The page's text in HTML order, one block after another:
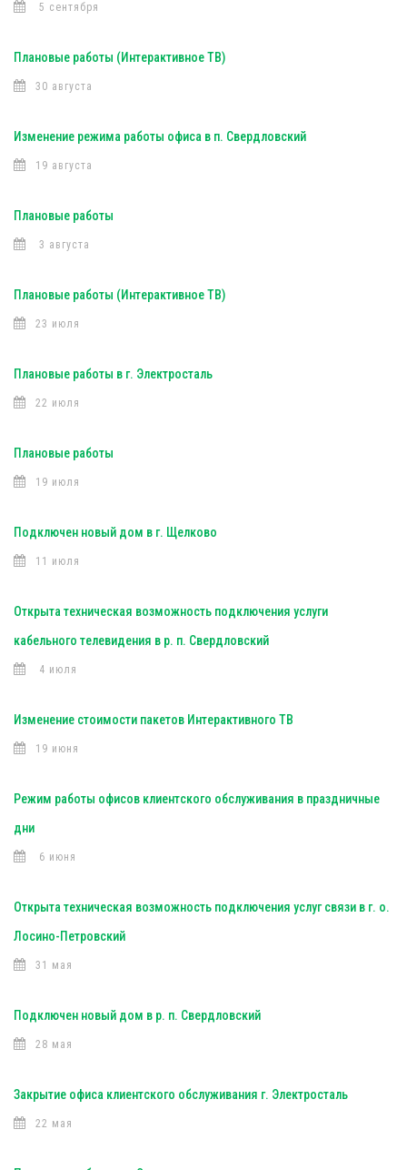
5 сентября
Плановые работы (Интерактивное ТВ)
30 августа
Изменение режима работы офиса в п. Свердловский
19 августа
Плановые работы
3 августа
Плановые работы (Интерактивное ТВ)
23 июля
Плановые работы в г. Электросталь
22 июля
Плановые работы
19 июля
Подключен новый дом в г. Щелково
11 июля
Открыта техническая возможность подключения услуги
кабельного телевидения в р. п. Свердловский
4 июля
Изменение стоимости пакетов Интерактивного ТВ
19 июня
Режим работы офисов клиентского обслуживания в праздничные
дни
6 июня
Открыта техническая возможность подключения услуг связи в г. о.
Лосино-Петровский
31 мая
Подключен новый дом в р. п. Свердловский
28 мая
Закрытие офиса клиентского обслуживания г. Электросталь
22 мая